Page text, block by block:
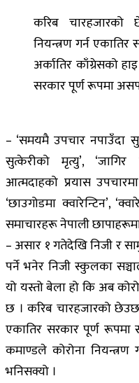
करिब चारहजारको
नियन्त्रण गर्न
अर्कातिर काँग्रेसको
सरकार पूर्ण रूपमा
– ‘समयमै उपचार नपाउँदा
सुत्केरीको मृत्यु’, ‘जागिर
आत्मदाहको प्रयास उपचारमा
‘छाउगोडमा क्वारेन्टिन’,
समाचारहरू नेपाली
– असार १ गतेदेखि निजी र
पर्ने भनेर निजी स्कुलका
यो यस्तो बेला हो कि अब
छ । करिब चारहजारको
एकातिर सरकार पूर्ण
कमाण्डले कोरोना
भनिसक्यो ।